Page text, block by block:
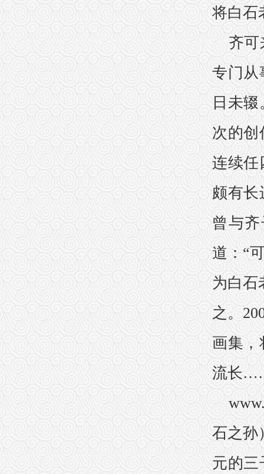
将白石
齐可
专门从
日未
次的
连续任
颇有长
曾与
道：“
为白石
之。
画集，
流长
石之孙
元的三